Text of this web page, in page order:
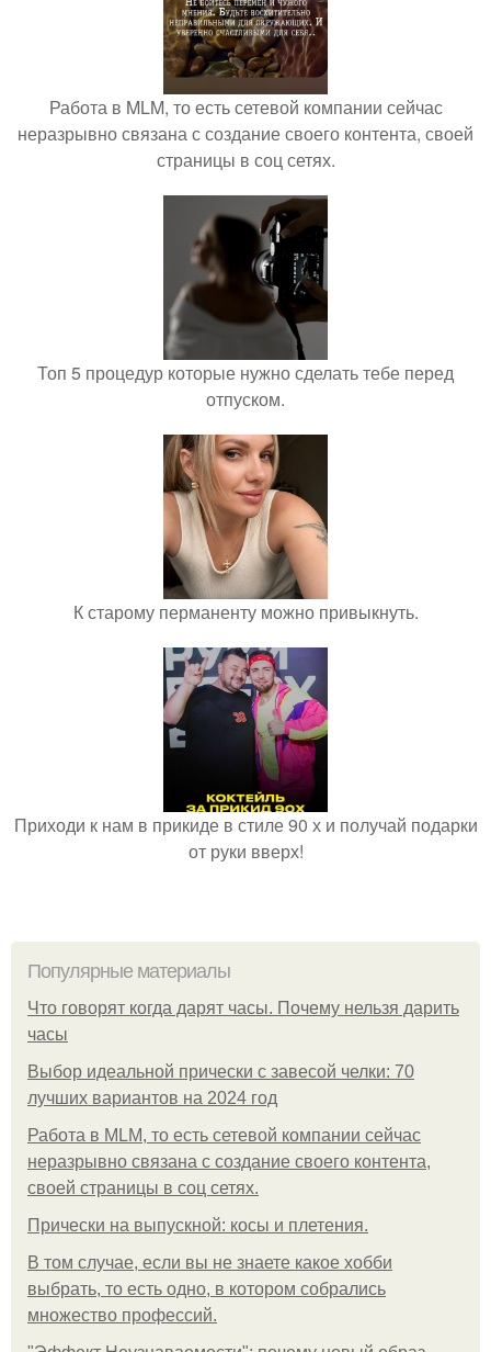
Работа в MLM, то есть сетевой компании сейчас
неразрывно связана с создание своего контента, своей
страницы в соц сетях.
Топ 5 процедур которые нужно сделать тебе перед
отпуском.
К старому перманенту можно привыкнуть.
Приходи к нам в прикиде в стиле 90 х и получай подарки
от руки вверх!
Популярные материалы
Что говорят когда дарят часы. Почему нельзя дарить
часы
Выбор идеальной прически с завесой челки: 70
лучших вариантов на 2024 год
Работа в MLM, то есть сетевой компании сейчас
неразрывно связана с создание своего контента,
своей страницы в соц сетях.
Прически на выпускной: косы и плетения.
В том случае, если вы не знаете какое хобби
выбрать, то есть одно, в котором собрались
множество профессий.